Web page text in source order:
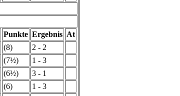
Punkte Ergebnis At
(8)
2 - 2
(7½)
1 - 3
(6½)
3 - 1
(6)
1 - 3